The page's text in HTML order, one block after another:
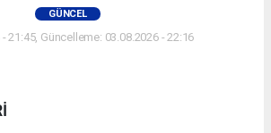
GÜNCEL
21:45, Güncelleme: 03.08.2026 - 22:16